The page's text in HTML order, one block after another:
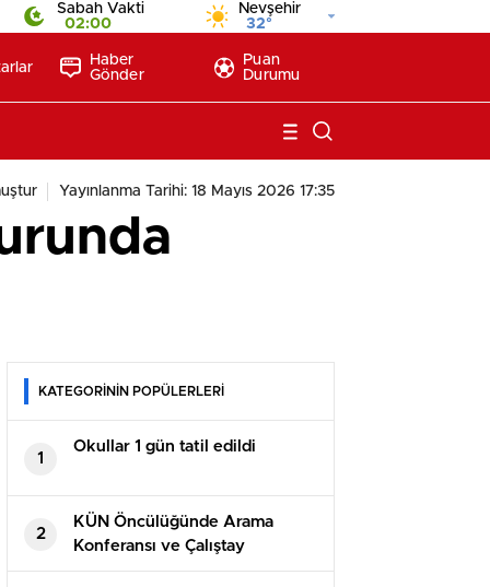
Sabah Vakti
02:00
Nevşehir
32°
Haber
Gönder
Puan
Durumu
Yayınlanma Tarihi: 18 Mayıs 2026 17:35
KATEGORİNİN POPÜLERLERİ
1
Okullar 1 gün tatil edildi
2
KÜN Öncülüğünde Arama
Konferansı ve Çalıştay
Gerçekleştirildi